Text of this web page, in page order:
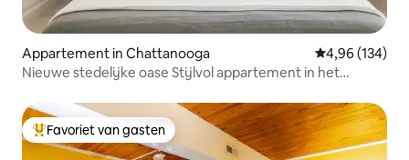
Appartement in Chattanooga Gemiddelde
4,96 (134)
Nieuwe stedelijke oase Stijlvol appartement in het
Topfavoriet van gasten
Favoriet van gasten